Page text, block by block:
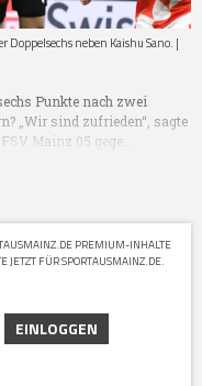
neben Kaishu Sano. |
Punkte nach zwei
„Wir sind zufrieden“, sagte
Mainz 05 gege…
PREMIUM-INHALTE
JETZT FÜR SPORTAUSMAINZ.DE.
EINLOGGEN